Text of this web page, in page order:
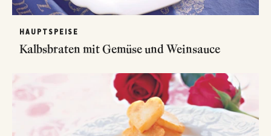
HAUPTSPEISE
Kalbsbraten mit Gemüse und Weinsauce